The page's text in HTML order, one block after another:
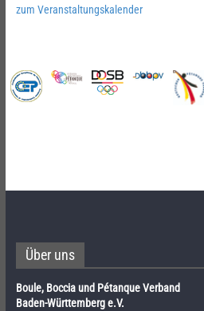
zum Veranstaltungskalender
Über uns
Boule, Boccia und Pétanque Verband
Baden-Württemberg e.V.